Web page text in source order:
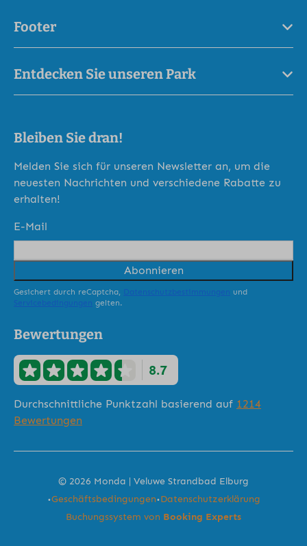
Footer
Entdecken Sie unseren Park
Bleiben Sie dran!
Melden Sie sich für unseren Newsletter an, um die
neuesten Nachrichten und verschiedene Rabatte zu
erhalten!
E-Mail
Abonnieren
Gesichert durch reCaptcha, Datenschutzbestimmungen und
Servicebedingungen gelten.
Bewertungen
8.7
Durchschnittliche Punktzahl basierend auf 1214
Bewertungen
© 2026 Monda | Veluwe Strandbad Elburg
·Geschäftsbedingungen·Datenschutzerklärung
Buchungssystem von Booking Experts